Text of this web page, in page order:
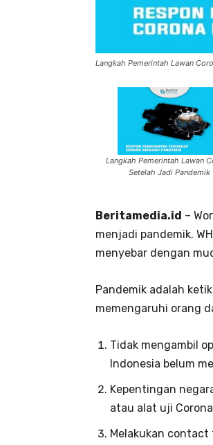
Langkah Pemerintah Lawan
Langkah Pemerintah Lawan
Setelah Jadi Pandemik
Beritamedia.id –
menjadi pandemik.
menyebar dengan
Pandemik adalah
memengaruhi orang
Tidak mengambil
Indonesia belum
Kepentingan
atau alat uji
Melakukan